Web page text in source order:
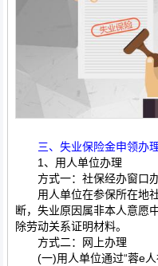
三、失业保险金申领办
1、用人单位办理
方式一：社保经办窗口
用人单位在参保所在地社
断，失业原因属非本人意愿
除劳动关系证明材料。
方式二：网上办理
(一)用人单位通过“蓉e人